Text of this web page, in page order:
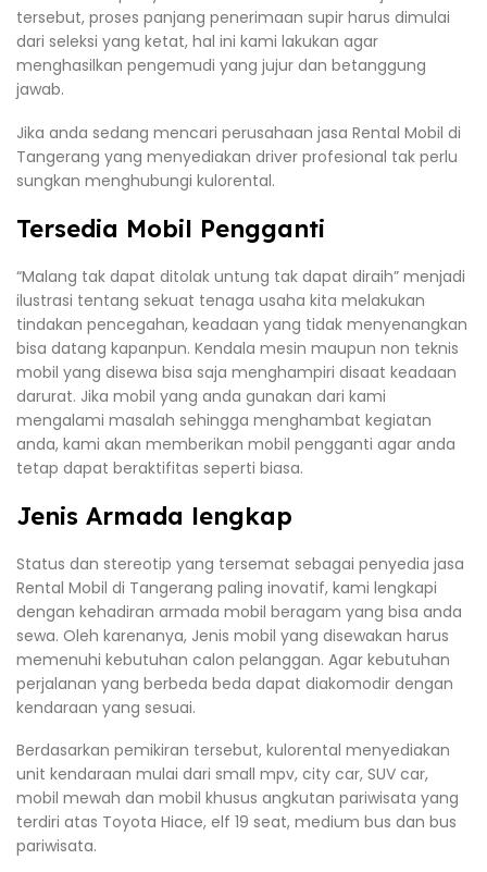
tersebut, proses panjang penerimaan supir harus dimulai
dari seleksi yang ketat, hal ini kami lakukan agar
menghasilkan pengemudi yang jujur dan betanggung
jawab.
Jika anda sedang mencari perusahaan jasa Rental Mobil di
Tangerang yang menyediakan driver profesional tak perlu
sungkan menghubungi kulorental.
Tersedia Mobil Pengganti
“Malang tak dapat ditolak untung tak dapat diraih” menjadi
ilustrasi tentang sekuat tenaga usaha kita melakukan
tindakan pencegahan, keadaan yang tidak menyenangkan
bisa datang kapanpun. Kendala mesin maupun non teknis
mobil yang disewa bisa saja menghampiri disaat keadaan
darurat. Jika mobil yang anda gunakan dari kami
mengalami masalah sehingga menghambat kegiatan
anda, kami akan memberikan mobil pengganti agar anda
tetap dapat beraktifitas seperti biasa.
Jenis Armada lengkap
Status dan stereotip yang tersemat sebagai penyedia jasa
Rental Mobil di Tangerang paling inovatif, kami lengkapi
dengan kehadiran armada mobil beragam yang bisa anda
sewa. Oleh karenanya, Jenis mobil yang disewakan harus
memenuhi kebutuhan calon pelanggan. Agar kebutuhan
perjalanan yang berbeda beda dapat diakomodir dengan
kendaraan yang sesuai.
Berdasarkan pemikiran tersebut, kulorental menyediakan
unit kendaraan mulai dari small mpv, city car, SUV car,
mobil mewah dan mobil khusus angkutan pariwisata yang
terdiri atas Toyota Hiace, elf 19 seat, medium bus dan bus
pariwisata.